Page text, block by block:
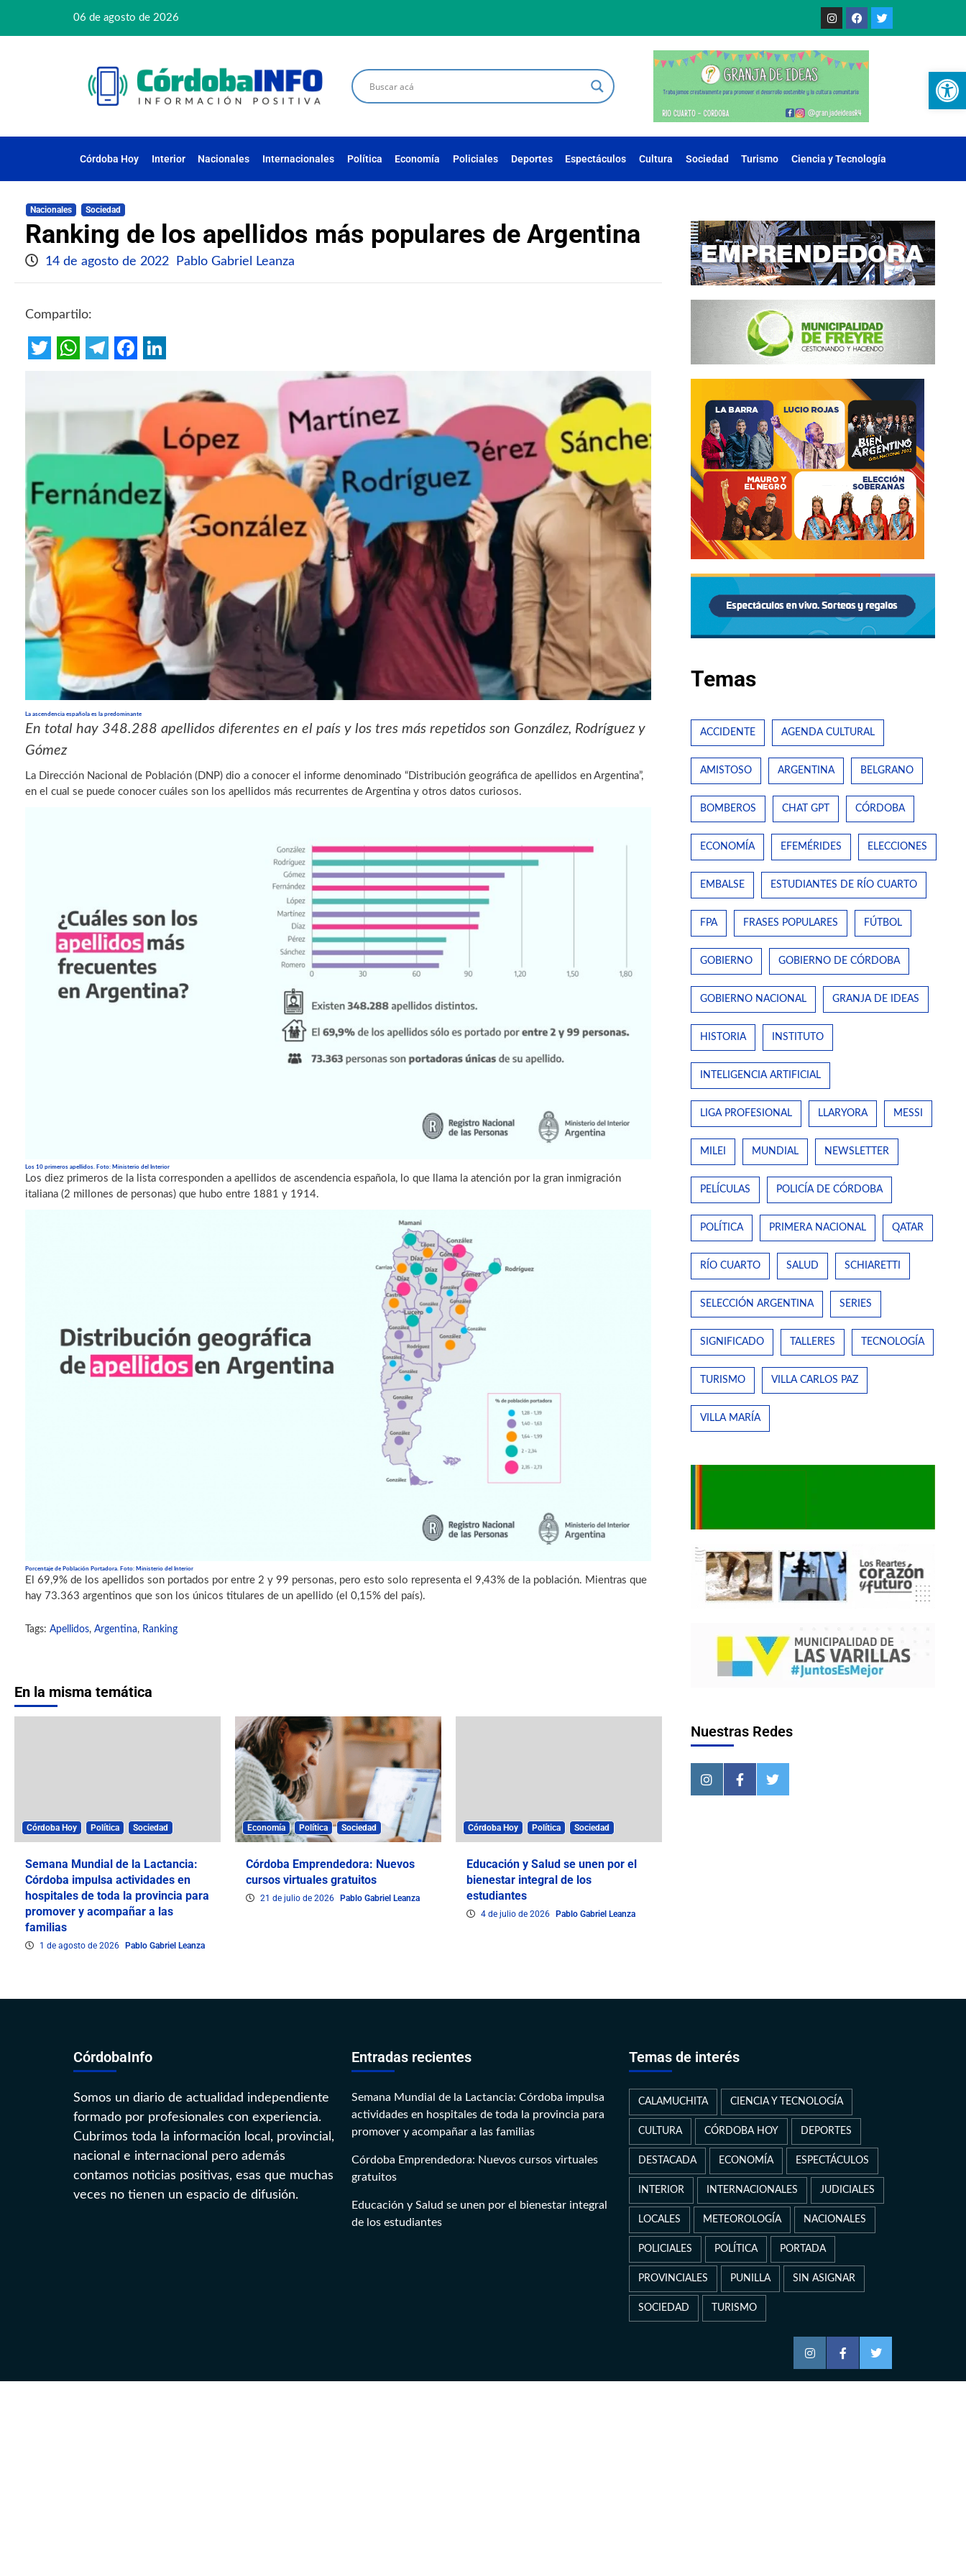
06 de agosto de 2026
Córdoba Hoy Interior Nacionales Internacionales Política Economía Policiales Deportes Espectáculos Cultura Sociedad Turismo Ciencia y Tecnología
Nacionales Sociedad
Ranking de los apellidos más populares de Argentina
14 de agosto de 2022 Pablo Gabriel Leanza
Compartilo:
La ascendencia española es la predominante
En total hay 348.288 apellidos diferentes en el país y los tres más repetidos son González, Rodríguez y
Gómez
La Dirección Nacional de Población (DNP) dio a conocer el informe denominado “Distribución geográfica de apellidos en Argentina”,
en el cual se puede conocer cuáles son los apellidos más recurrentes de Argentina y otros datos curiosos.
Los 10 primeros apellidos. Foto: Ministerio del Interior
Los diez primeros de la lista corresponden a apellidos de ascendencia española, lo que llama la atención por la gran inmigración
italiana (2 millones de personas) que hubo entre 1881 y 1914.
Porcentaje de Población Portadora. Foto: Ministerio del Interior
El 69,9% de los apellidos son portados por entre 2 y 99 personas, pero esto solo representa el 9,43% de la población. Mientras que
hay 73.363 argentinos que son los únicos titulares de un apellido (el 0,15% del país).
Tags: Apellidos, Argentina, Ranking
En la misma temática
Córdoba Hoy Política Sociedad
Semana Mundial de la Lactancia:
Córdoba impulsa actividades en
hospitales de toda la provincia para
promover y acompañar a las
familias
1 de agosto de 2026 Pablo Gabriel Leanza
Economía Política Sociedad
Córdoba Emprendedora: Nuevos
cursos virtuales gratuitos
21 de julio de 2026 Pablo Gabriel Leanza
Córdoba Hoy Política Sociedad
Educación y Salud se unen por el
bienestar integral de los
estudiantes
4 de julio de 2026 Pablo Gabriel Leanza
Temas
ACCIDENTE AGENDA CULTURAL
AMISTOSO ARGENTINA BELGRANO
BOMBEROS CHAT GPT CÓRDOBA
ECONOMÍA EFEMÉRIDES ELECCIONES
EMBALSE ESTUDIANTES DE RÍO CUARTO
FPA FRASES POPULARES FÚTBOL
GOBIERNO GOBIERNO DE CÓRDOBA
GOBIERNO NACIONAL GRANJA DE IDEAS
HISTORIA INSTITUTO
INTELIGENCIA ARTIFICIAL
LIGA PROFESIONAL LLARYORA MESSI
MILEI MUNDIAL NEWSLETTER
PELÍCULAS POLICÍA DE CÓRDOBA
POLÍTICA PRIMERA NACIONAL QATAR
RÍO CUARTO SALUD SCHIARETTI
SELECCIÓN ARGENTINA SERIES
SIGNIFICADO TALLERES TECNOLOGÍA
TURISMO VILLA CARLOS PAZ
VILLA MARÍA
Nuestras Redes
CórdobaInfo
Somos un diario de actualidad independiente
formado por profesionales con experiencia.
Cubrimos toda la información local, provincial,
nacional e internacional pero además
contamos noticias positivas, esas que muchas
veces no tienen un espacio de difusión.
Entradas recientes
Semana Mundial de la Lactancia: Córdoba impulsa
actividades en hospitales de toda la provincia para
promover y acompañar a las familias
Córdoba Emprendedora: Nuevos cursos virtuales
gratuitos
Educación y Salud se unen por el bienestar integral
de los estudiantes
Temas de interés
CALAMUCHITA CIENCIA Y TECNOLOGÍA
CULTURA CÓRDOBA HOY DEPORTES
DESTACADA ECONOMÍA ESPECTÁCULOS
INTERIOR INTERNACIONALES JUDICIALES
LOCALES METEOROLOGÍA NACIONALES
POLICIALES POLÍTICA PORTADA
PROVINCIALES PUNILLA SIN ASIGNAR
SOCIEDAD TURISMO